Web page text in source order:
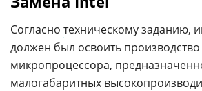
Согласно техническому заданию,
должен был освоить производство
микропроцессора,
малогабаритных